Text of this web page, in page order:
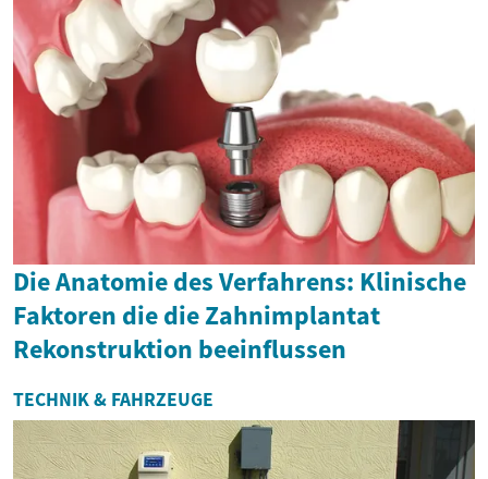
Die Anatomie des Verfahrens: Klinische
Faktoren die die Zahnimplantat
Rekonstruktion beeinflussen
TECHNIK & FAHRZEUGE